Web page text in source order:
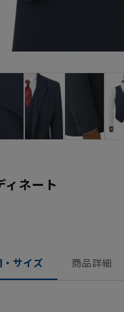
ィネート
サイズ 商品詳細